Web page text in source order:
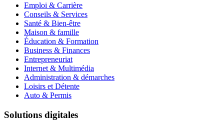
Emploi & Carrière
Conseils & Services
Santé & Bien-être
Maison & famille
Éducation & Formation
Business & Finances
Entrepreneuriat
Internet & Multimédia
Administration & démarches
Loisirs et Détente
Auto & Permis
Solutions digitales